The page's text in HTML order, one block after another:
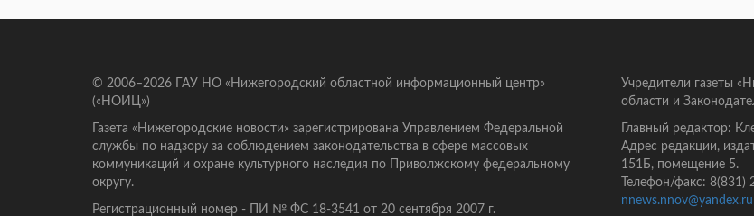
© 2006–2026 ГАУ НО «Нижегородский областной информационный центр»
(«НОИЦ»)
Газета «Нижегородские новости» зарегистрирована Управлением Федеральной
службы по надзору за соблюдением законодательства в сфере массовых
коммуникаций и охране культурного наследия по Приволжскому федеральному
округу.
Регистрационный номер - ПИ № ФС 18-3541 от 20 сентября 2007 г.
Учредители газеты
области и
Главный редактор:
Адрес редакции,
151Б, помещение 5.
Телефон/факс:
nnews.nnov@yandex.ru